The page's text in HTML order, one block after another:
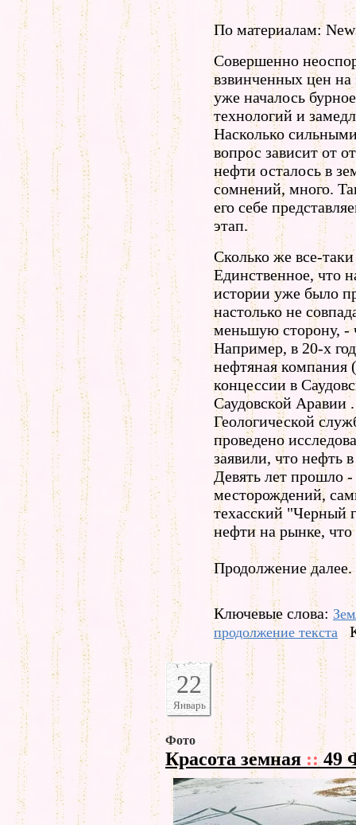
По материалам:
Совершенно
взвинченных цен на
уже началось
технологий и
Насколько
вопрос зависит от
нефти осталось в
сомнений, много.
его себе
этап.
Сколько же все-
Единственное, что
истории уже было
настолько не
меньшую сторону, -
Например, в 20-х
нефтяная компания
концессии в
Саудовской Аравии
Геологической
проведено
заявили, что нефть
Девять лет прошло
месторождений,
техасский "Черный
нефти на рынке,
Продолжение далее.
Ключевые слова:
продолжение текста
22
Январь
Фото
Красота земная ::49